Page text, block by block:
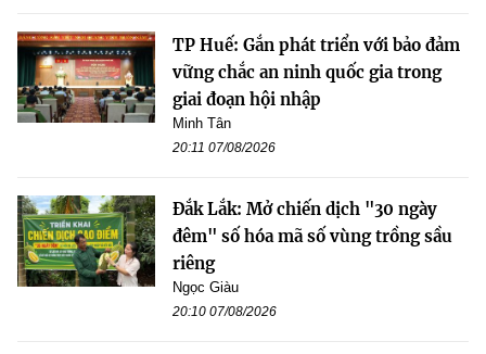
TP Huế: Gắn phát triển với bảo đảm
vững chắc an ninh quốc gia trong
giai đoạn hội nhập
Minh Tân
20:11 07/08/2026
Đắk Lắk: Mở chiến dịch "30 ngày
đêm" số hóa mã số vùng trồng sầu
riêng
Ngọc Giàu
20:10 07/08/2026